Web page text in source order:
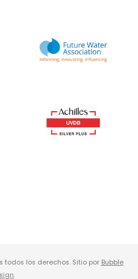
todos los derechos. Sitio por Bubble
.